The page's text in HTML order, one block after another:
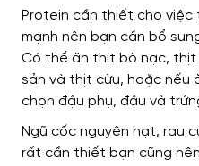
Protein cần thiết cho việc
mạnh nên bạn cần bổ
Có thể ăn thịt bò nạc, thịt
sản và thịt cừu, hoặc nếu
chọn đậu phụ, đậu và
Ngũ cốc nguyên hạt, rau
rất cần thiết bạn cũng